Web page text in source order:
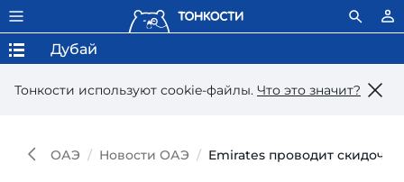
Тонкости используют сookie-файлы. Что это значит?
Дубай
ОАЭ Новости ОАЭ Emirates проводит